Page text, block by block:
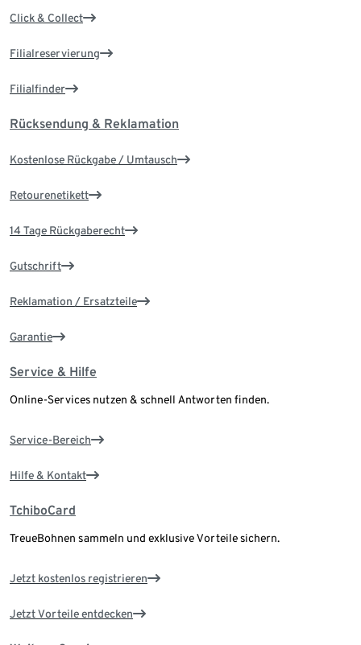
Click & Collect
Filialreservierung
Filialfinder
Rücksendung & Reklamation
Kostenlose Rückgabe / Umtausch
Retourenetikett
14 Tage Rückgaberecht
Gutschrift
Reklamation / Ersatzteile
Garantie
Service & Hilfe
Online-Services nutzen & schnell Antworten finden.
Service-Bereich
Hilfe & Kontakt
TchiboCard
TreueBohnen sammeln und exklusive Vorteile sichern.
Jetzt kostenlos registrieren
Jetzt Vorteile entdecken